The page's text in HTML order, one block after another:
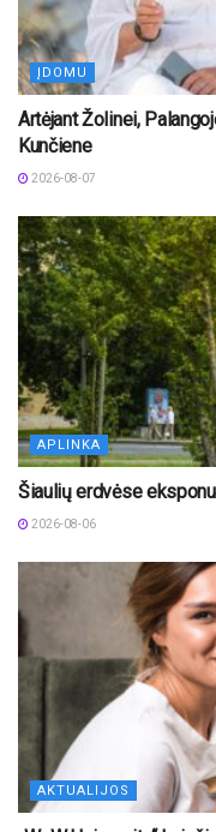
ĮDOMU
Artėjant Žolinei,
Kunčiene
2026-08-07
APLINKA
Šiaulių erdvėse
2026-08-06
AKTUALIJOS